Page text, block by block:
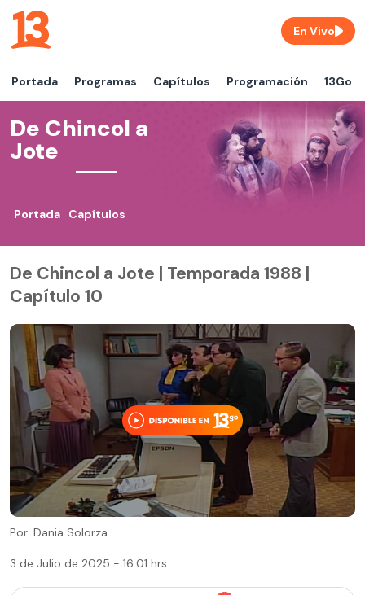
Portada Programas Capítulos Programación 13Go
En Vivo
De Chincol a
Jote
Portada Capítulos
De Chincol a Jote | Temporada 1988 |
Capítulo 10
Por: Dania Solorza
3 de Julio de 2025 - 16:01 hrs.